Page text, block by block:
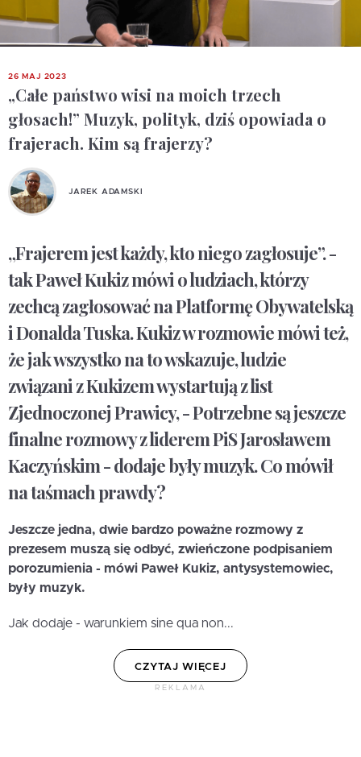
26 MAJ 2023
„Całe państwo wisi na moich trzech
głosach!” Muzyk, polityk, dziś opowiada o
frajerach. Kim są frajerzy?
JAREK ADAMSKI
„Frajerem jest każdy, kto niego zagłosuje”. -
tak Paweł Kukiz mówi o ludziach, którzy
zechcą zagłosować na Platformę Obywatelską
i Donalda Tuska. Kukiz w rozmowie mówi też,
że jak wszystko na to wskazuje, ludzie
związani z Kukizem wystartują z list
Zjednoczonej Prawicy, - Potrzebne są jeszcze
finalne rozmowy z liderem PiS Jarosławem
Kaczyńskim - dodaje były muzyk. Co mówił
na taśmach prawdy?
Jeszcze jedna, dwie bardzo poważne rozmowy z
prezesem muszą się odbyć, zwieńczone podpisaniem
porozumienia - mówi Paweł Kukiz, antysystemowiec,
były muzyk.
Jak dodaje - warunkiem sine qua non...
CZYTAJ WIĘCEJ
REKLAMA